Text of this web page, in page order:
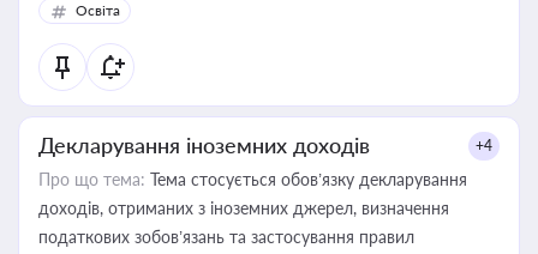
Освіта
Декларування іноземних доходів +4
Про що тема: Тема стосується обов’язку декларування
доходів, отриманих з іноземних джерел, визначення
податкових зобов’язань та застосування правил